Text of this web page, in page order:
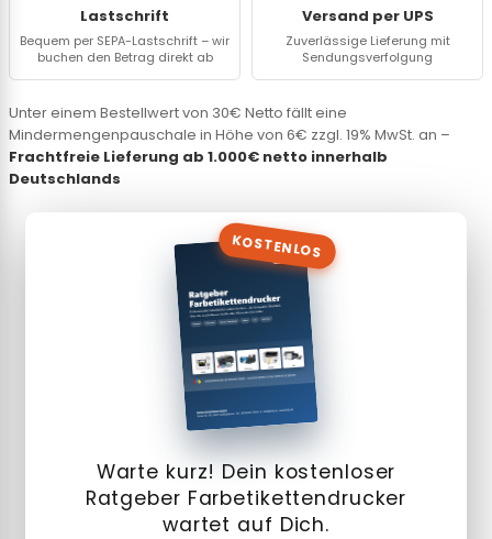
Lastschrift
Bequem per SEPA-Lastschrift – wir
buchen den Betrag direkt ab
Versand per UPS
Zuverlässige Lieferung mit
Sendungsverfolgung
Unter einem Bestellwert von 30€ Netto fällt eine
Mindermengenpauschale in Höhe von 6€ zzgl. 19% MwSt. an –
Frachtfreie Lieferung ab 1.000€ netto innerhalb
Deutschlands
KOSTENLOS
Warte kurz! Dein kostenloser
Ratgeber Farbetikettendrucker
wartet auf Dich.